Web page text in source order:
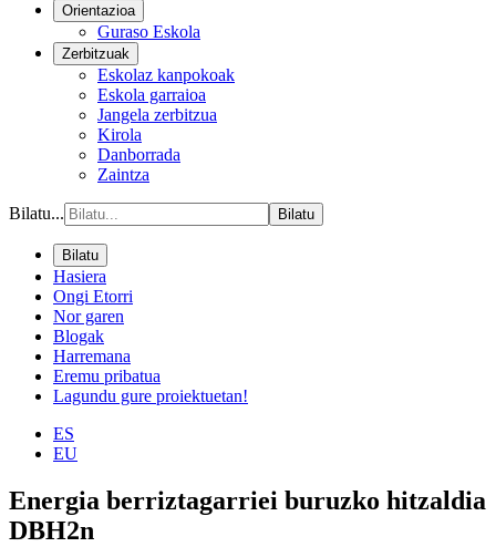
Orientazioa
Guraso Eskola
Zerbitzuak
Eskolaz kanpokoak
Eskola garraioa
Jangela zerbitzua
Kirola
Danborrada
Zaintza
Bilatu... Bilatu
Bilatu
Hasiera
Ongi Etorri
Nor garen
Blogak
Harremana
Eremu pribatua
Lagundu gure proiektuetan!
ES
EU
Energia berriztagarriei buruzko hitzaldia
DBH2n